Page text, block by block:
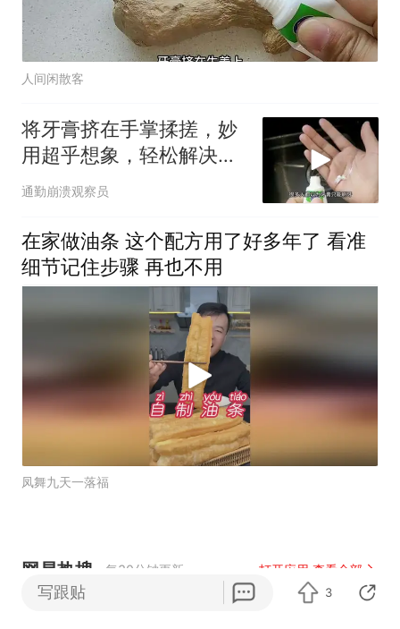
人间闲散客
将牙膏挤在手掌揉搓，妙
用超乎想象，轻松解决不
少日常困扰
通勤崩溃观察员
在家做油条 这个配方用了好多年了 看准
细节记住步骤 再也不用
凤舞九天一落福
网易热搜 每30分钟更新 打开应用 查看全部
坚持党全面领导和党中央集中统一领导
写跟贴 3